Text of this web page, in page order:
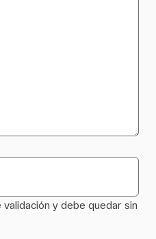
y debe quedar sin